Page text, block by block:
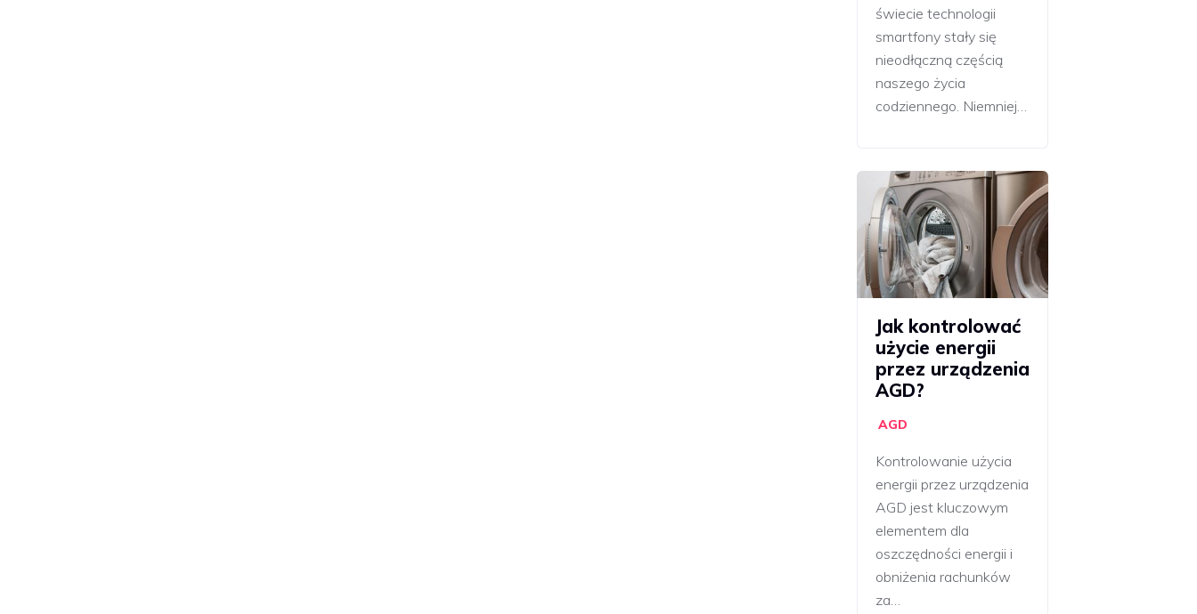
świecie technologii
smartfony stały się
nieodłączną częścią
naszego życia
codziennego. Niemniej…
Jak kontrolować
użycie energii
przez urządzenia
AGD?
AGD
Kontrolowanie użycia
energii przez urządzenia
AGD jest kluczowym
elementem dla
oszczędności energii i
obniżenia rachunków
za…